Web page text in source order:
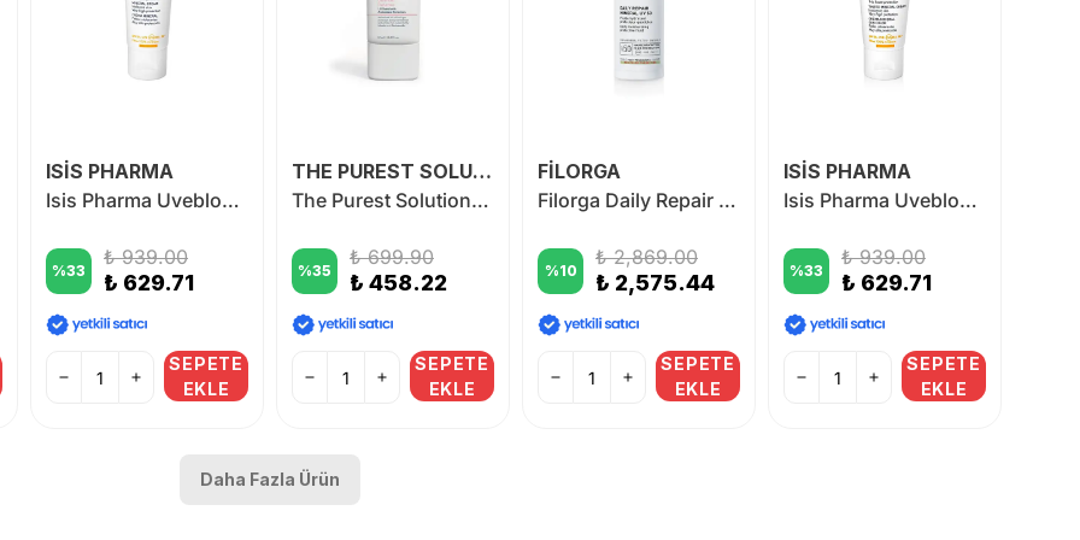
ISİS PHARMA
Isis Pharma Uveblock SPF 50+ Mineral Cream 40 ml
%33
₺ 939.00
₺ 629.71
SEPETE
EKLE
THE PUREST SOLUTİONS
The Purest Solutions UV Shield with Antioxidant Protection Blemish Defense
%35
₺ 699.90
₺ 458.22
SEPETE
EKLE
FİLORGA
Filorga Daily Repair Mineral UV 50 Daily Moisturizing Protective Fluid 50 ml
%10
₺ 2,869.00
₺ 2,575.44
SEPETE
EKLE
ISİS PHARMA
Isis Pharma Uveblock SPF 50+ Mineral Cream 40 ml - Renkli
%33
₺ 939.00
₺ 629.71
SEPETE
EKLE
Daha Fazla Ürün